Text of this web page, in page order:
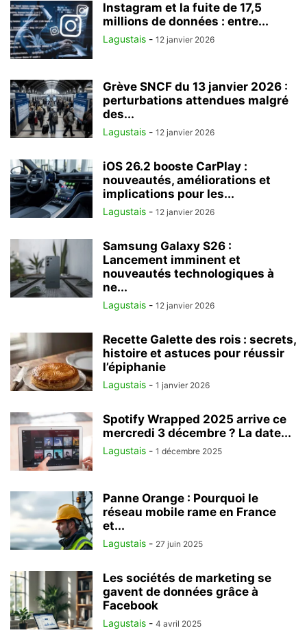
Instagram et la fuite de 17,5
millions de données : entre...
Lagustais - 12 janvier 2026
Grève SNCF du 13 janvier 2026 :
perturbations attendues malgré
des...
Lagustais - 12 janvier 2026
iOS 26.2 booste CarPlay :
nouveautés, améliorations et
implications pour les...
Lagustais - 12 janvier 2026
Samsung Galaxy S26 :
Lancement imminent et
nouveautés technologiques à
ne...
Lagustais - 12 janvier 2026
Recette Galette des rois : secrets,
histoire et astuces pour réussir
l’épiphanie
Lagustais - 1 janvier 2026
Spotify Wrapped 2025 arrive ce
mercredi 3 décembre ? La date...
Lagustais - 1 décembre 2025
Panne Orange : Pourquoi le
réseau mobile rame en France
et...
Lagustais - 27 juin 2025
Les sociétés de marketing se
gavent de données grâce à
Facebook
Lagustais - 4 avril 2025